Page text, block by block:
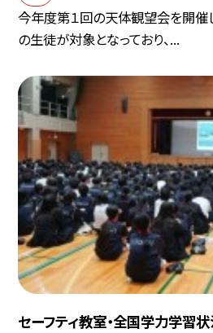
今年度第１回の天体観望会を開催
の生徒が対象となっており、...
セーフティ教室・全国学力学習